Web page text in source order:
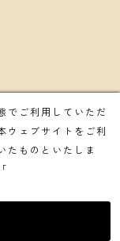
でご利用していただ
ウェブサイトをご利
たものといたしま